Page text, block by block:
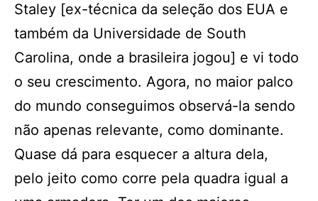
Staley [ex-técnica da seleção dos EUA e
também da Universidade de South
Carolina, onde a brasileira jogou] e vi todo
o seu crescimento. Agora, no maior palco
do mundo conseguimos observá-la sendo
não apenas relevante, como dominante.
Quase dá para esquecer a altura dela,
pelo jeito como corre pela quadra igual a